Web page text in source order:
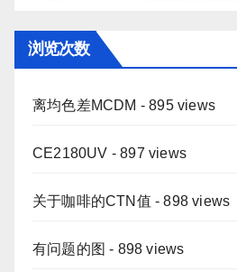
浏览次数
离均色差MCDM - 895 views
CE2180UV - 897 views
关于咖啡的CTN值 - 898 views
有问题的图 - 898 views